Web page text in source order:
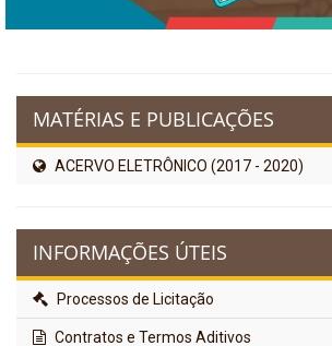
MATÉRIAS E PUBLICAÇÕES
ACERVO ELETRÔNICO (2017 - 2020)
INFORMAÇÕES ÚTEIS
Processos de Licitação
Contratos e Termos Aditivos